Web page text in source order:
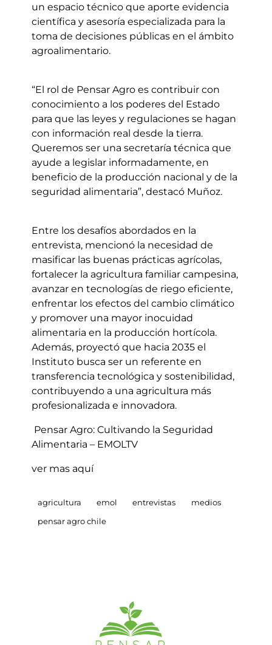
un espacio técnico que aporte evidencia
científica y asesoría especializada para la
toma de decisiones públicas en el ámbito
agroalimentario.
“El rol de Pensar Agro es contribuir con
conocimiento a los poderes del Estado
para que las leyes y regulaciones se hagan
con información real desde la tierra.
Queremos ser una secretaría técnica que
ayude a legislar informadamente, en
beneficio de la producción nacional y de la
seguridad alimentaria”, destacó Muñoz.
Entre los desafíos abordados en la
entrevista, mencionó la necesidad de
masificar las buenas prácticas agrícolas,
fortalecer la agricultura familiar campesina,
avanzar en tecnologías de riego eficiente,
enfrentar los efectos del cambio climático
y promover una mayor inocuidad
alimentaria en la producción hortícola.
Además, proyectó que hacia 2035 el
Instituto busca ser un referente en
transferencia tecnológica y sostenibilidad,
contribuyendo a una agricultura más
profesionalizada e innovadora.
Pensar Agro: Cultivando la Seguridad
Alimentaria – EMOLTV
ver mas aquí
agricultura emol entrevistas
medios
pensar agro chile